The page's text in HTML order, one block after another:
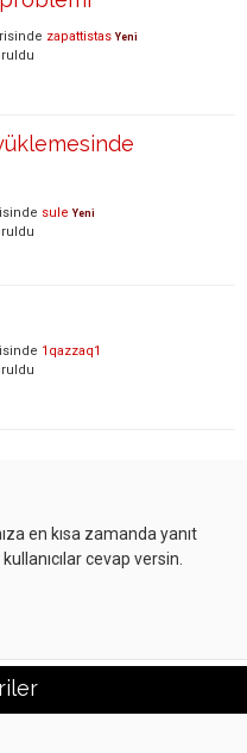
zapattistas Yeni
sule Yeni
1qazzaq1
en kısa zamanda yanıt
cevap versin.